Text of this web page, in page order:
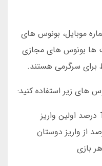
موبایل، بونوس های
ها بونوس های مجازی
برای سرگرمی هستند.
های زیر استفاده کنید:
بازی